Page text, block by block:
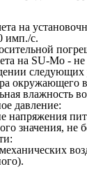
на
имп./с.
на SU-Мo -
следующих
влажность
напряжения
значения,
сети: